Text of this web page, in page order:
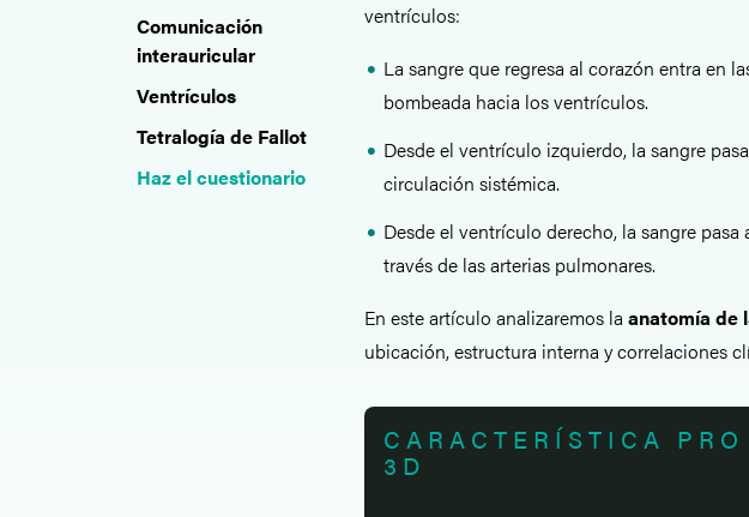
Comunicación
interauricular
Ventrículos
Tetralogía de Fallot
Haz el cuestionario
ventrículos:
La sangre que regresa al corazón entra en
bombeada hacia los ventrículos.
Desde el ventrículo izquierdo, la sangre
circulación sistémica.
Desde el ventrículo derecho, la sangre
través de las arterias pulmonares.
En este artículo analizaremos la anatomía de
ubicación, estructura interna y correlaciones
CARACTERÍSTICA
3D